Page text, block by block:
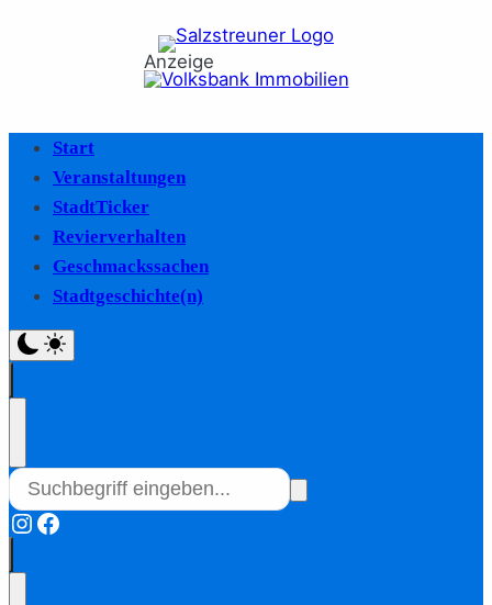
Anzeige
Start
Veranstaltungen
StadtTicker
Revierverhalten
Geschmackssachen
Stadtgeschichte(n)
Instagram
Facebook